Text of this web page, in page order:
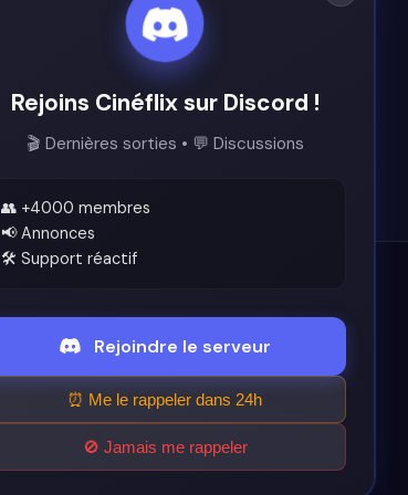
Conditions d'utilisation
Rejoins Cinéflix sur Discord !
🎬 Dernières sorties • 💬 Discussions
👥 +4000 membres
📢 Annonces
🛠️ Support réactif
Rejoindre le serveur
⏰ Me le rappeler dans 24h
🚫 Jamais me rappeler